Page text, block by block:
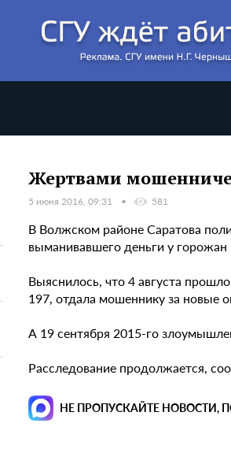
Жертвами
5 июня 2016, 09:31 581
В Волжском районе Саратова
выманивавшего деньги у
Выяснилось, что 4 августа
197, отдала мошеннику за новые
А 19 сентября 2015-го
Расследование продолжается,
НЕ ПРОПУСКАЙТЕ НОВОСТИ,